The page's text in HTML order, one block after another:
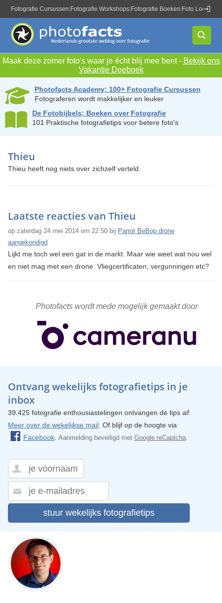
Fotografie Cursussen Fotografie Workshops Fotografie Boeken Foto Locaties
Maak deze zomer foto's waar je écht blij mee bent - Bekijk ons
Vakantie Doeboek
Photofacts Academy; 100+ Fotografie Cursussen
Fotograferen wordt makkelijker en leuker
De Fotobijbels; Boeken over Fotografie
101 Praktische fotografietips voor betere foto's
Thieu
Thieu heeft nog niets over zichzelf verteld.
Laatste reacties van Thieu
op zaterdag 24 mei 2014 om 22:50 bij Parrot BeBop drone
aangekondigd
Lijkt me toch wel een gat in de markt. Maar wie weet wat nou wel
en niet mag met een drone. Vliegcertificaten, vergunningen etc?
Photofacts wordt mede mogelijk gemaakt door
Ontvang wekelijks fotografietips in je
inbox
39.425 fotografie enthousiastelingen ontvangen de tips al!
Meer over de wekelijkse mail. Of blijf op de hoogte via
Facebook. Aanmelding beveiligd met Google reCaptcha.
stuur wekelijks fotografietips